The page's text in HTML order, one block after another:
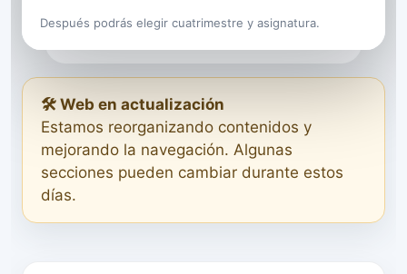
Después podrás elegir cuatrimestre y asignatura.
🛠️ Web en actualización
Estamos reorganizando contenidos y
mejorando la navegación. Algunas
secciones pueden cambiar durante estos
días.